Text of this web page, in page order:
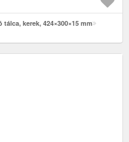
kerek, 424×300×15 mm